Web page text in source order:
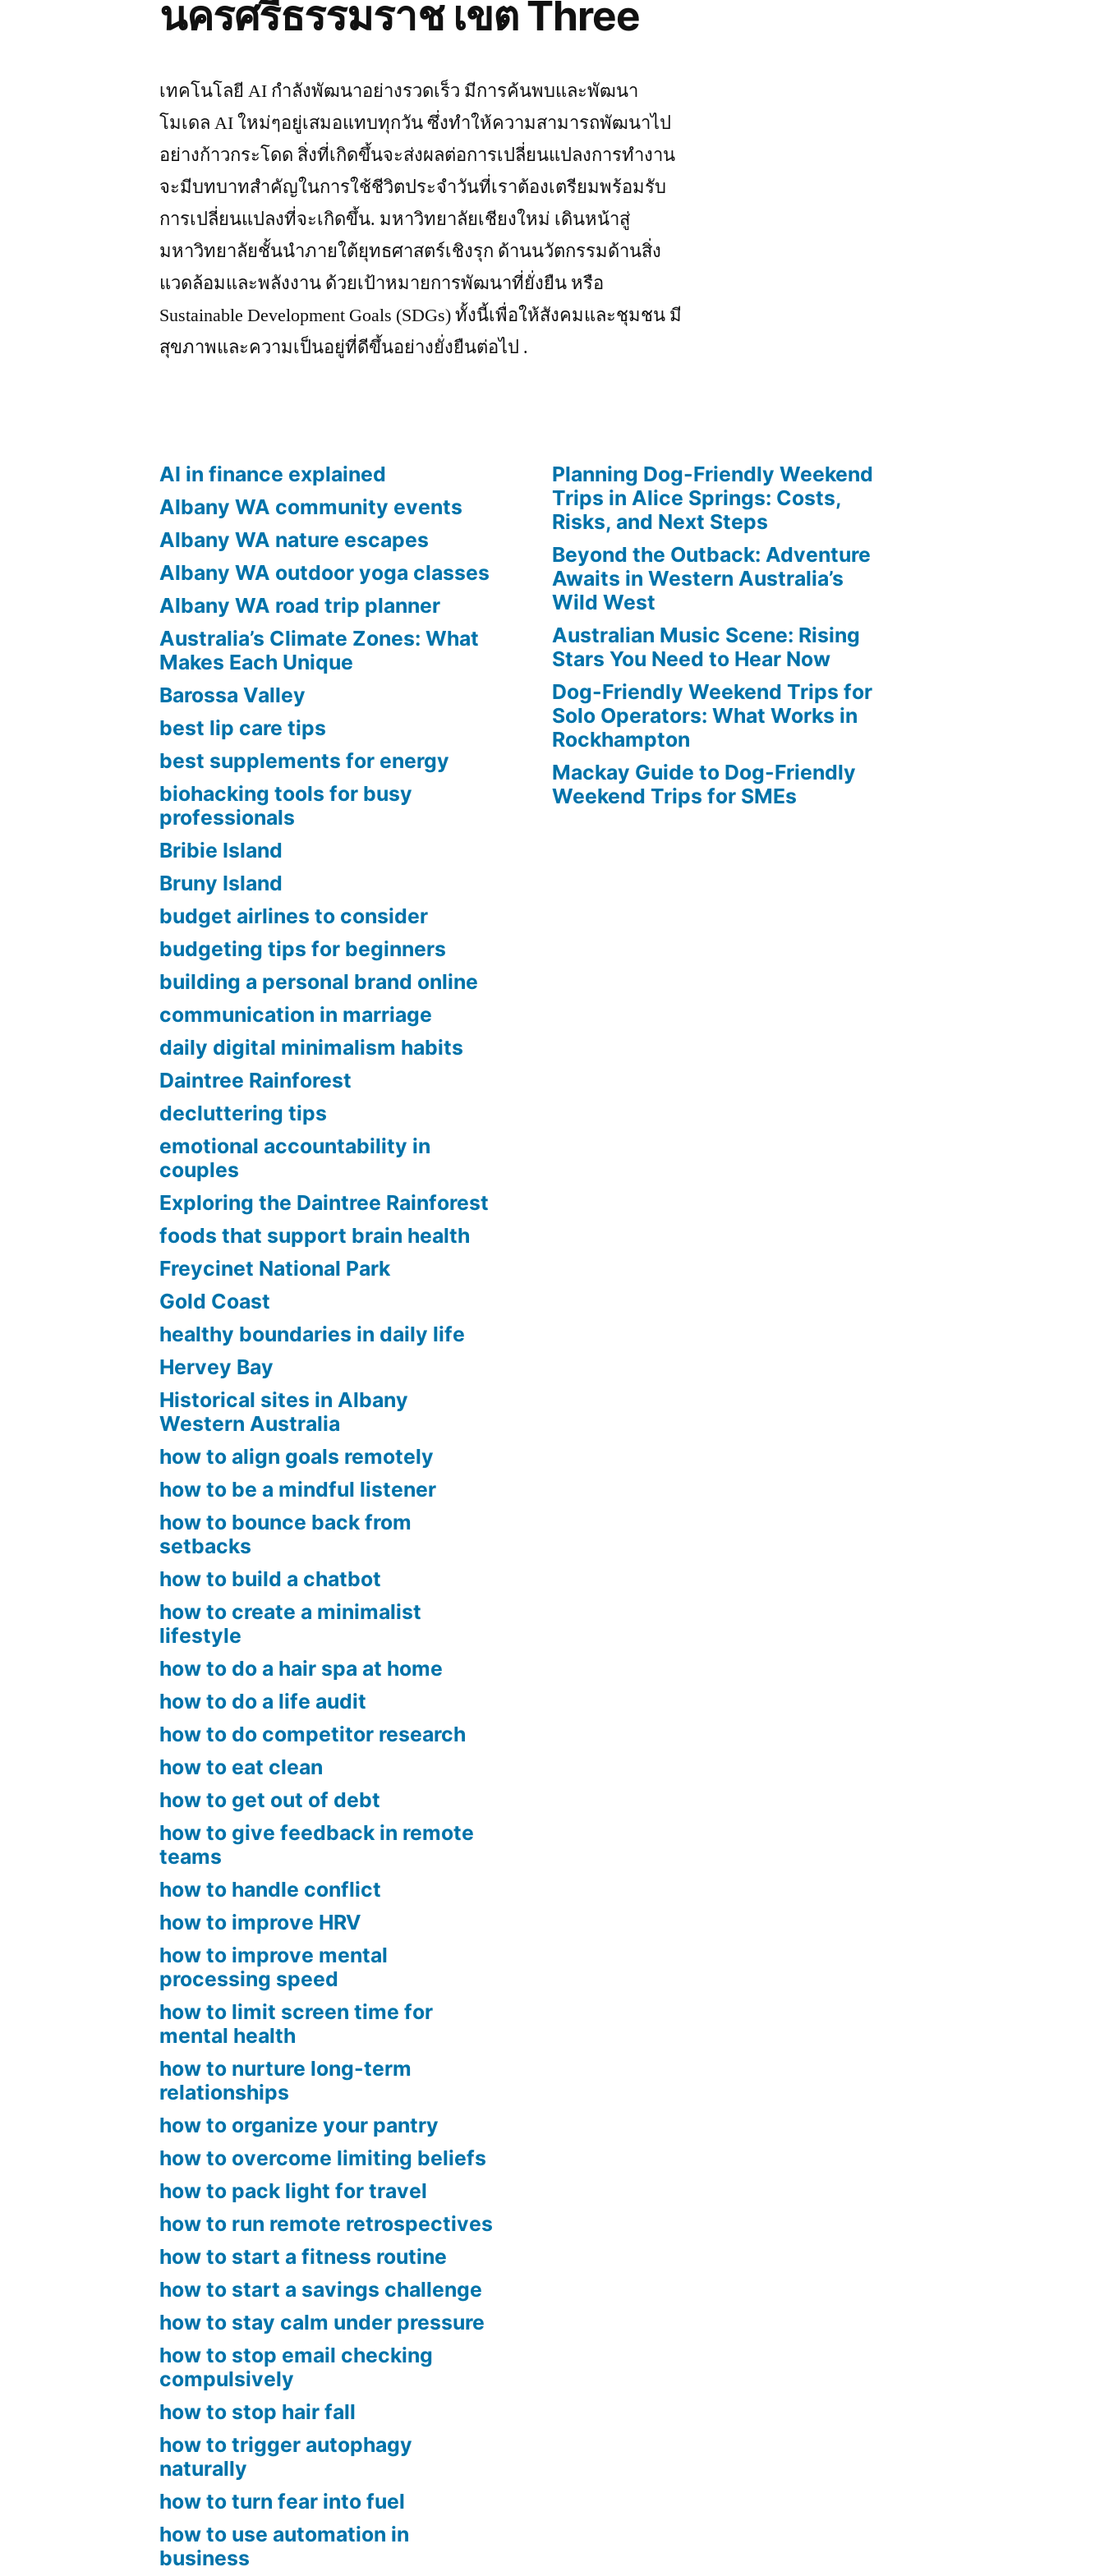
นครศรีธรรมราช เขต Three
เทคโนโลยี AI กำลังพัฒนาอย่างรวดเร็ว มีการค้นพบและพัฒนา
โมเดล AI ใหม่ๆอยู่เสมอแทบทุกวัน ซึ่งทำให้ความสามารถพัฒนาไป
อย่างก้าวกระโดด สิ่งที่เกิดขึ้นจะส่งผลต่อการเปลี่ยนแปลงการทำงาน
จะมีบทบาทสำคัญในการใช้ชีวิตประจำวันที่เราต้องเตรียมพร้อมรับ
การเปลี่ยนแปลงที่จะเกิดขึ้น. มหาวิทยาลัยเชียงใหม่ เดินหน้าสู่
มหาวิทยาลัยชั้นนำภายใต้ยุทธศาสตร์เชิงรุก ด้านนวัตกรรมด้านสิ่ง
แวดล้อมและพลังงาน ด้วยเป้าหมายการพัฒนาที่ยั่งยืน หรือ
Sustainable Development Goals (SDGs) ทั้งนี้เพื่อให้สังคมและชุมชน มี
สุขภาพและความเป็นอยู่ที่ดีขึ้นอย่างยั่งยืนต่อไป .
AI in finance explained
Albany WA community events
Albany WA nature escapes
Albany WA outdoor yoga classes
Albany WA road trip planner
Australia’s Climate Zones: What
Makes Each Unique
Barossa Valley
best lip care tips
best supplements for energy
biohacking tools for busy
professionals
Bribie Island
Bruny Island
budget airlines to consider
budgeting tips for beginners
building a personal brand online
communication in marriage
daily digital minimalism habits
Daintree Rainforest
decluttering tips
emotional accountability in
couples
Exploring the Daintree Rainforest
foods that support brain health
Freycinet National Park
Gold Coast
healthy boundaries in daily life
Hervey Bay
Historical sites in Albany
Western Australia
how to align goals remotely
how to be a mindful listener
how to bounce back from
setbacks
how to build a chatbot
how to create a minimalist
lifestyle
how to do a hair spa at home
how to do a life audit
how to do competitor research
how to eat clean
how to get out of debt
how to give feedback in remote
teams
how to handle conflict
how to improve HRV
how to improve mental
processing speed
how to limit screen time for
mental health
how to nurture long-term
relationships
how to organize your pantry
how to overcome limiting beliefs
how to pack light for travel
how to run remote retrospectives
how to start a fitness routine
how to start a savings challenge
how to stay calm under pressure
how to stop email checking
compulsively
how to stop hair fall
how to trigger autophagy
naturally
how to turn fear into fuel
how to use automation in
business
Planning Dog-Friendly Weekend
Trips in Alice Springs: Costs,
Risks, and Next Steps
Beyond the Outback: Adventure
Awaits in Western Australia’s
Wild West
Australian Music Scene: Rising
Stars You Need to Hear Now
Dog-Friendly Weekend Trips for
Solo Operators: What Works in
Rockhampton
Mackay Guide to Dog-Friendly
Weekend Trips for SMEs